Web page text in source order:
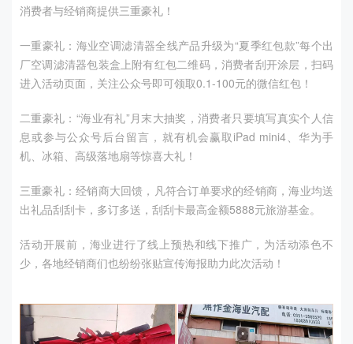
消费者与经销商提供三重豪礼！
一重豪礼：海业空调滤清器全线产品升级为“夏季红包款”每个出
厂空调滤清器包装盒上附有红包二维码，消费者刮开涂层，扫码
进入活动页面，关注公众号即可领取0.1-100元的微信红包！
二重豪礼：“海业有礼”月末大抽奖，消费者只要填写真实个人信
息或参与公众号后台留言，就有机会赢取iPad mini4、华为手
机、冰箱、高级落地扇等惊喜大礼！
三重豪礼：经销商大回馈，凡符合订单要求的经销商，海业均送
出礼品刮刮卡，多订多送，刮刮卡最高金额5888元旅游基金。
活动开展前，海业进行了线上预热和线下推广，为活动添色不
少，各地经销商们也纷纷张贴宣传海报助力此次活动！